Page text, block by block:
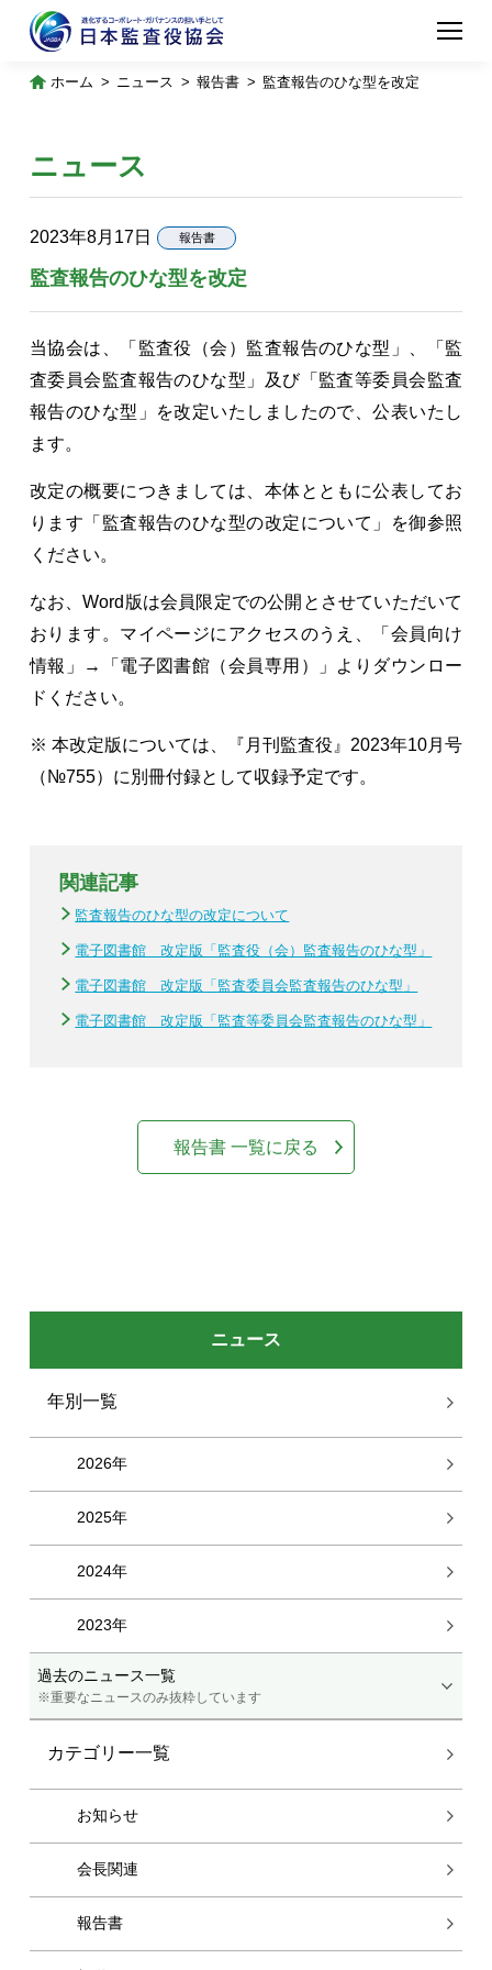
ホーム ニュース 報告書 監査報告のひな型を改定
ニュース
年別一覧
過去のニュース一覧
※重要なニュースのみ抜粋しています
2026年
2025年
2024年
2023年
カテゴリー一覧
お知らせ
会長関連
報告書
ニュース
2023年8月17日 報告書
監査報告のひな型を改定
当協会は、「監査役（会）監査報告のひな型」、「監
査委員会監査報告のひな型」及び「監査等委員会監査
報告のひな型」を改定いたしましたので、公表いたし
ます。
改定の概要につきましては、本体とともに公表してお
ります「監査報告のひな型の改定について」を御参照
ください。
なお、Word版は会員限定での公開とさせていただいて
おります。マイページにアクセスのうえ、「会員向け
情報」→「電子図書館（会員専用）」よりダウンロー
ドください。
※ 本改定版については、『月刊監査役』2023年10月号
（№755）に別冊付録として収録予定です。
関連記事
監査報告のひな型の改定について
電子図書館 改定版「監査役（会）監査報告のひな型」
電子図書館 改定版「監査委員会監査報告のひな型」
電子図書館 改定版「監査等委員会監査報告のひな型」
報告書 一覧に戻る